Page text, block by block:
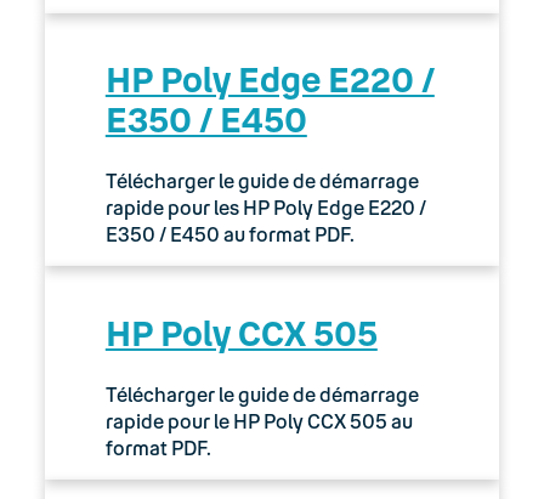
HP Poly Edge E220 /
E350 / E450
Télécharger le guide de démarrage
rapide pour les HP Poly Edge E220 /
E350 / E450 au format PDF.
HP Poly CCX 505
Télécharger le guide de démarrage
rapide pour le HP Poly CCX 505 au
format PDF.